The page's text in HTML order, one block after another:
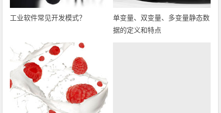
工业软件常见开发模式？
单变量、双变量、多变量静态数
据的定义和特点